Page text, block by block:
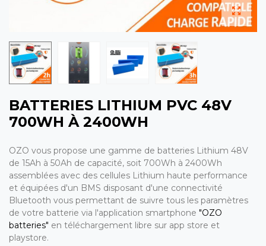
BATTERIES LITHIUM PVC 48V
700WH À 2400WH
OZO vous propose une gamme de batteries Lithium 48V
de 15Ah à 50Ah de capacité, soit 700Wh à 2400Wh
assemblées avec des cellules Lithium haute performance
et équipées d'un BMS disposant d'une connectivité
Bluetooth vous permettant de suivre tous les paramètres
de votre batterie via l'application smartphone "OZO
batteries" en téléchargement libre sur app store et
playstore.